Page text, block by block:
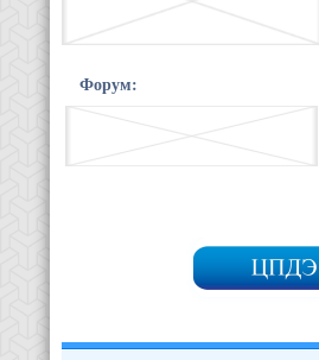
Форум: